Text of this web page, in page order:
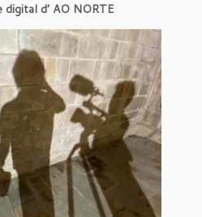
digital d’ AO NORTE